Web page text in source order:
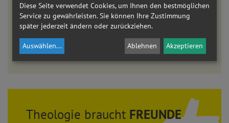
WISSEN KOMPAKT
ONLINE-MODULE
AKADEMIE AM DOM
LEHRGANG THEOLOGIE
Theologie braucht FREUNDE
Diese Seite verwendet Cookies, um Ihnen den bestmöglichen
Service zu gewährleisten. Sie können Ihre Zustimmung
später jederzeit ändern oder zurückziehen.
Auswählen... Ablehnen Akzeptieren